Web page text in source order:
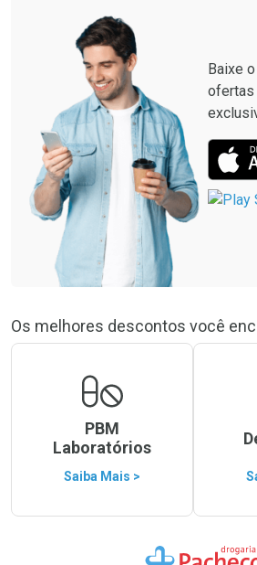
Baixe o
ofertas
Os melhores descontos você
PBM
Laboratórios
Saiba Mais >
Ir para a Home